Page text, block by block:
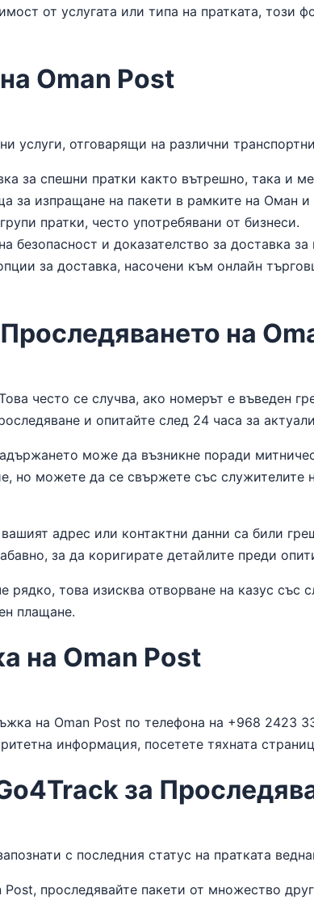
от услугата или типа на пратката, този
Oman Post
услуги, отговарящи на различни
за спешни пратки както вътрешно, така и
за изпращане на пакети в рамките на Оман
пратки, често употребявани от бизнеси.
безопасност и доказателство за доставка
за доставка, насочени към онлайн
на
често се случва, ако номерът е въведен
и опитайте след 24 часа за
може да възникне поради
но можете да се свържете със служителите
адрес или контактни данни са били
за да коригирате детайлите преди
рядко, това изисква отворване на казус със
плащане.
на Oman Post
на Oman Post по телефона на +968 2423
информация, посетете тяхната
за
с последния статус на пратката
Post, проследявайте пакети от множество